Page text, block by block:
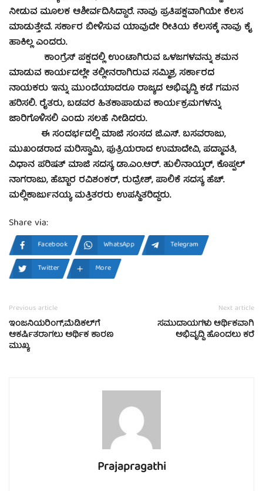
ನೀಡುವ ಮೂಲಕ ಆಶೀರ್ವದಿಸಿದ್ದಾರೆ. ನಾವು ಪ್ರತಿಪಕ್ಷವಾಗಿಯೇ ಕೆಲಸ
ಮಾಡುತ್ತೇವೆ. ಸರ್ಕಾರ ಬೀಳಿಸುವ ಯಾವುದೇ ರೀತಿಯ ಕೆಲಸಕ್ಕೆ ನಾವು ಕೈ
ಹಾಕಿಲ್ಲ ಎಂದರು.
ಕಾಂಗ್ರೆಸ್ ಪಕ್ಷದಲ್ಲಿ ಉಂಟಾಗಿರುವ ಒಳಜಗಳವನ್ನು ಶಮನ
ಮಾಡುವ ಕಾರ್ಯದಲ್ಲೇ ತಲ್ಲೀನರಾಗಿರುವ ಸಮ್ಮಿಶ್ರ ಸರ್ಕಾರದ
ನಾಯಕರು ಇನ್ನು ಮುಂದೆಯಾದರೂ ರಾಜ್ಯದ ಅಭಿವೃದ್ಧಿ ಕಡೆ ಗಮನ
ಹರಿಸಲಿ. ರೈತರು, ಬಡವರ ಹಿತಕಾಪಾಡುವ ಕಾರ್ಯಕ್ರಮಗಳನ್ನು
ಜಾರಿಗೊಳಿಸಲಿ ಎಂದು ಸಲಹೆ ನೀಡಿದರು.
ಈ ಸಂದರ್ಭದಲ್ಲಿ ಮಾಜಿ ಸಂಸದ ಜಿ.ಎಸ್. ಬಸವರಾಜು,
ಮುಖಂಡರಾದ ಮರಿಸ್ವಾಮಿ, ಪುತ್ರಿಯರಾದ ಉಮಾದೇವಿ, ಪದ್ಮಾವತಿ,
ವಿಧಾನ ಪರಿಷತ್ ಮಾಜಿ ಸದಸ್ಯ ಡಾ.ಎಂ.ಆರ್. ಹುಲಿನಾಯ್ಕರ್, ಕೊಪ್ಪಲ್
ನಾಗರಾಜು, ಹೆಬ್ಬಾರ ರವಿಶಂಕರ್, ರುದ್ರೇಶ್, ಪಾಲಿಕೆ ಸದಸ್ಯ ಹೆಚ್.
ಮಲ್ಲಿಕಾರ್ಜುನಯ್ಯ ಮತ್ತಿತರರು ಉಪಸ್ಥಿತರಿದ್ದರು.
Share via:
Facebook WhatsApp
Telegram
Twitter
More
Previous article
ಇಂಜನಿಯರಿಂಗ್,ಮೆಡಿಕಲ್‍ಗೆ
ಆಕರ್ಷಿತರಾಗಲು ಅರ್ಥಿಕ ಕಾರಣ
ಮುಖ್ಯ
Next article
ಸಮುದಾಯಗಳು ಆರ್ಥಿಕವಾಗಿ
ಅಭಿವೃದ್ಧಿ ಹೊಂದಲು ಕರೆ
Prajapragathi